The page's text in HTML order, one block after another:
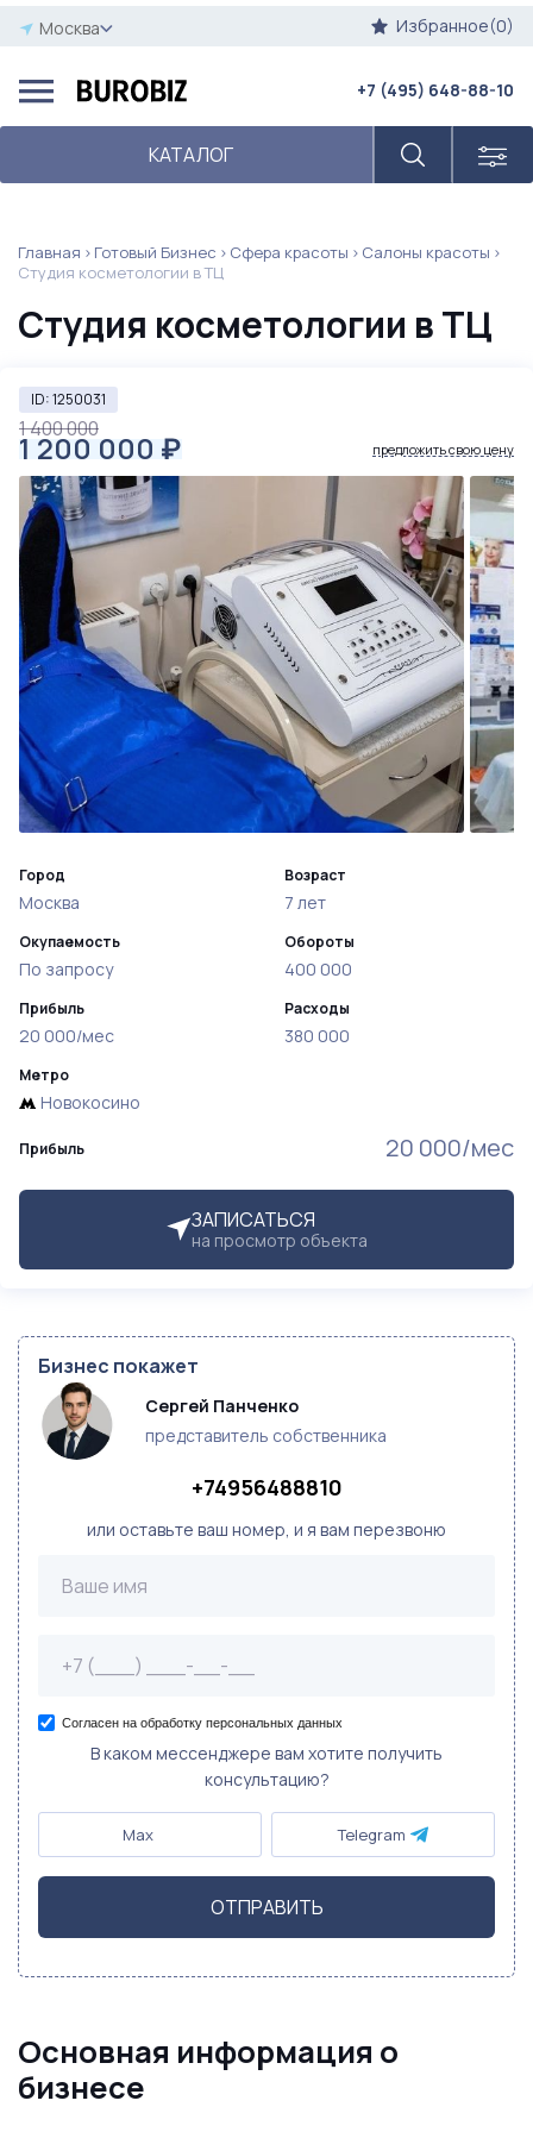
Москва Избранное(0)
КАТАЛОГ
+7 (495) 648-88-10
Главная Готовый Бизнес Сфера красоты
Салоны красоты
Студия косметологии в ТЦ
Студия косметологии в ТЦ
ID: 1250031
1 400 000
1 200 000 ₽ предложить свою цену
Прибыль 20 000/мес
ЗАПИСАТЬСЯ
на просмотр объекта
Город
Москва
Окупаемость
По запросу
Прибыль
20 000/мес
Возраст
7 лет
Обороты
400 000
Расходы
380 000
Метро
Новокосино
Бизнес покажет
Сергей Панченко
представитель собственника
+74956488810
или оставьте ваш номер, и я вам перезвоню
Согласен на обработку персональных данных
В каком мессенджере вам хотите получить
консультацию?
Max Telegram
ОТПРАВИТЬ
Основная информация о
бизнесе